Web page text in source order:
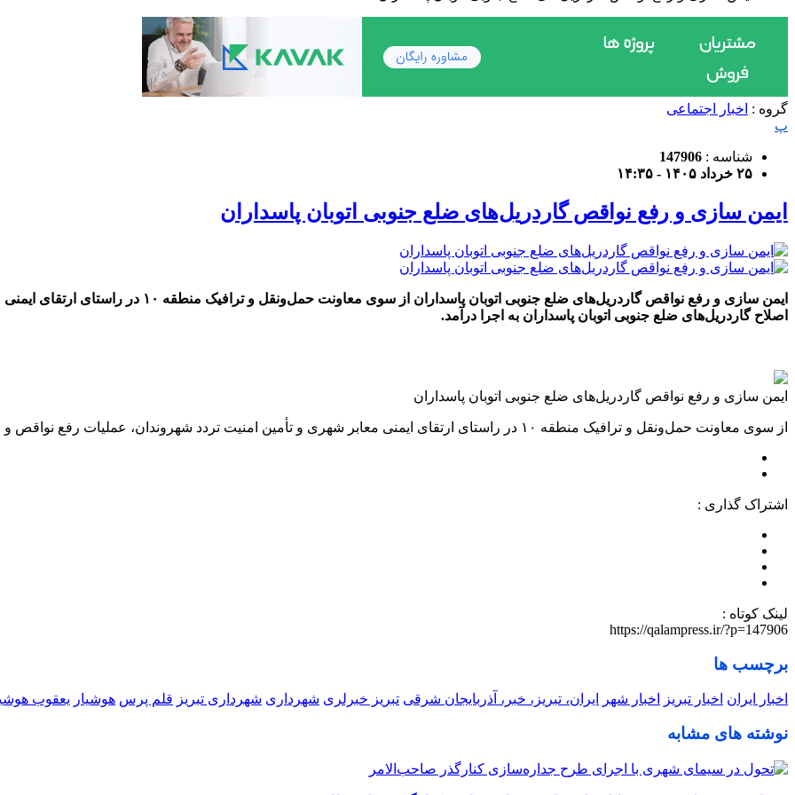
گروه : اخبار اجتماعی
پ
شناسه : 147906
۲۵ خرداد ۱۴۰۵ - ۱۴:۳۵
ایمن سازی و رفع نواقص گاردریل‌های ضلع جنوبی اتوبان پاسداران
ایمن سازی و رفع نواقص گاردریل‌های ضلع جنوبی
اصلاح گاردریل‌های ضلع جنوبی اتوبان پاسداران به اجرا درآمد.
ایمن سازی و رفع نواقص گاردریل‌های ضلع جنوبی اتوبان پاسداران
از سوی معاونت حمل‌ونقل و ترافیک منطقه ۱۰ در راستای ارتقای ایمنی معابر شهری و تأمین امنیت تردد شهروندان، عملیات رفع نواقص و اصلاح گاردریل‌های ضلع جنوبی اتوبان پاسداران به اجرا درآمد.
اشتراک گذاری :
لینک کوتاه :
https://qalampress.ir/?p=147906
برچسب ها
اخبار ایران اخبار تبریز اخبار شهر ایران، تبریز، خبر، آذربایجان شرقی تبریز خبرلری شهرداری شهرداری تبریز قلم پرس هوشیار یعقوب
نوشته های مشابه